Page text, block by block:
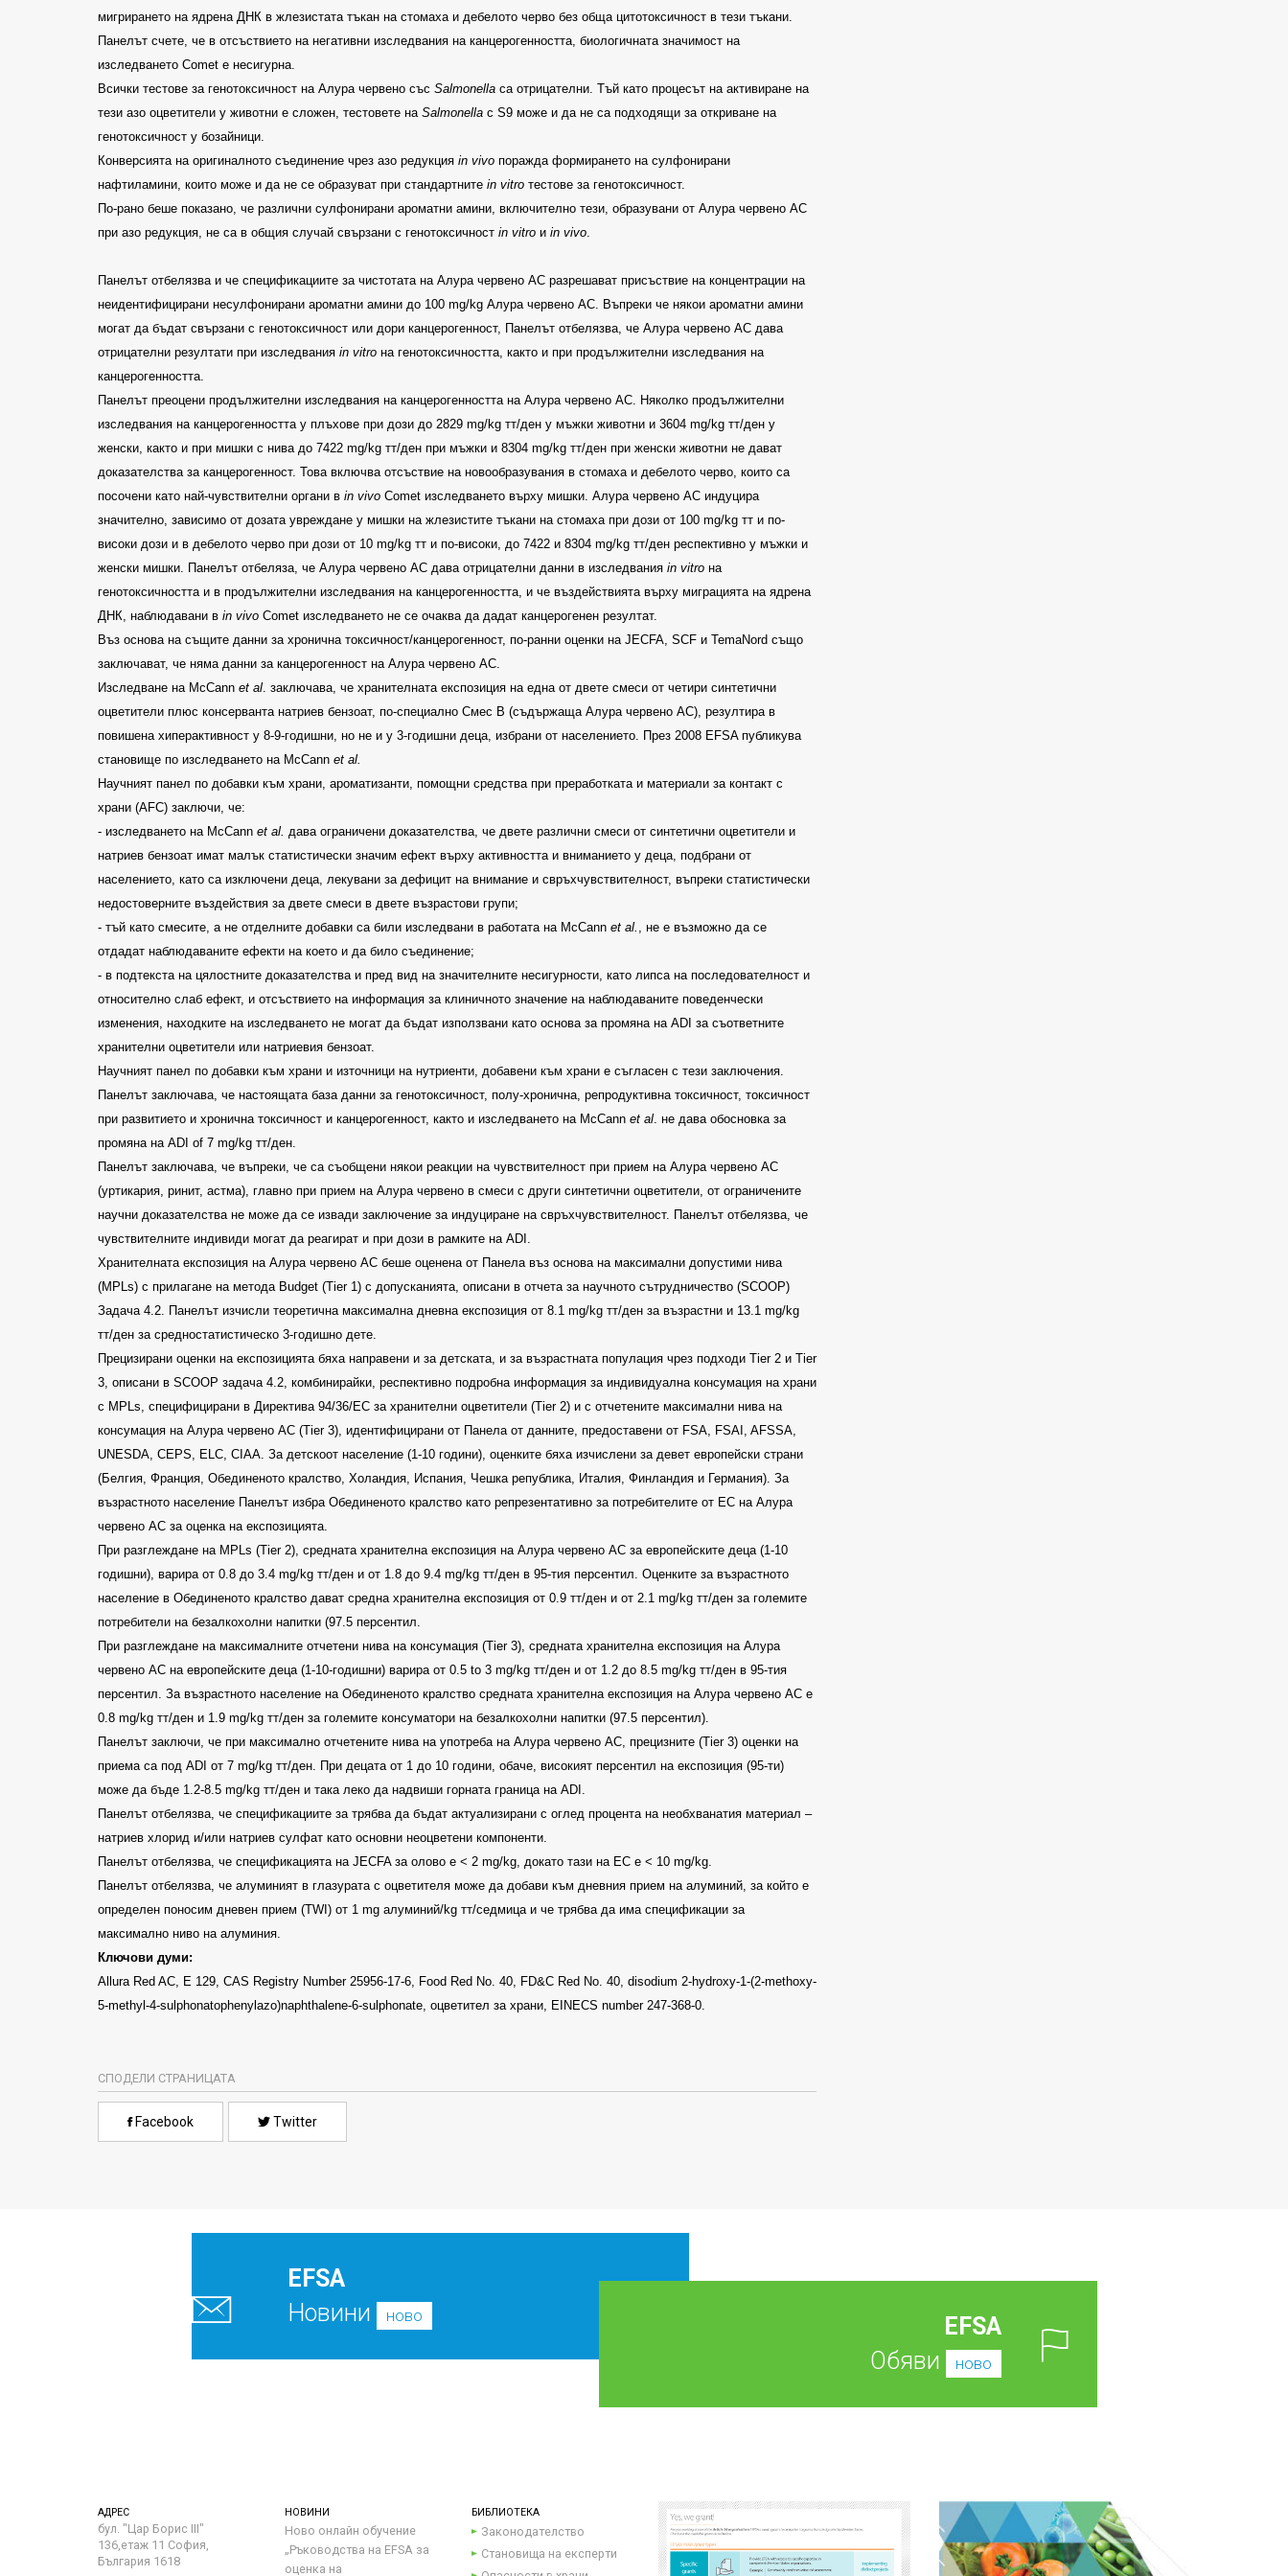
мигрирането на ядрена ДНК в жлезистата тъкан на стомаха и дебелото черво без обща цитотоксичност в тези тъкани.
Панелът счете, че в отсъствието на негативни изследвания на канцерогенността, биологичната значимост на
изследването Comet е несигурна.
Всички тестове за генотоксичност на Алура червено със Salmonella са отрицателни. Тъй като процесът на активиране на
тези азо оцветители у животни е сложен, тестовете на Salmonella с S9 може и да не са подходящи за откриване на
генотоксичност у бозайници.
Конверсията на оригиналното съединение чрез азо редукция in vivo поражда формирането на сулфонирани
нафтиламини, които може и да не се образуват при стандартните in vitro тестове за генотоксичност.
По-рано беше показано, че различни сулфонирани ароматни амини, включително тези, образувани от Алура червено AC
при азо редукция, не са в общия случай свързани с генотоксичност in vitro и in vivo.
Панелът отбелязва и че спецификациите за чистотата на Алура червено AC разрешават присъствие на концентрации на
неидентифицирани несулфонирани ароматни амини до 100 mg/kg Алура червено AC. Въпреки че някои ароматни амини
могат да бъдат свързани с генотоксичност или дори канцерогенност, Панелът отбелязва, че Алура червено AC дава
отрицателни резултати при изследвания in vitro на генотоксичността, както и при продължителни изследвания на
канцерогенността.
Панелът преоцени продължителни изследвания на канцерогенността на Алура червено АС. Няколко продължителни
изследвания на канцерогенността у плъхове при дози до 2829 mg/kg тт/ден у мъжки животни и 3604 mg/kg тт/ден у
женски, както и при мишки с нива до 7422 mg/kg тт/ден при мъжки и 8304 mg/kg тт/ден при женски животни не дават
доказателства за канцерогенност. Това включва отсъствие на новообразувания в стомаха и дебелото черво, които са
посочени като най-чувствителни органи в in vivo Comet изследването върху мишки. Алура червено AC индуцира
значително, зависимо от дозата увреждане у мишки на жлезистите тъкани на стомаха при дози от 100 mg/kg тт и по-
високи дози и в дебелото черво при дози от 10 mg/kg тт и по-високи, до 7422 и 8304 mg/kg тт/ден респективно у мъжки и
женски мишки. Панелът отбеляза, че Алура червено AC дава отрицателни данни в изследвания in vitro на
генотоксичността и в продължителни изследвания на канцерогенността, и че въздействията върху миграцията на ядрена
ДНК, наблюдавани в in vivo Comet изследването не се очаква да дадат канцерогенен резултат.
Въз основа на същите данни за хронична токсичност/канцерогенност, по-ранни оценки на JECFA, SCF и TemaNord също
заключават, че няма данни за канцерогенност на Алура червено AC.
Изследване на McCann et al. заключава, че хранителната експозиция на една от двете смеси от четири синтетични
оцветители плюс консерванта натриев бензоат, по-специално Смес В (съдържаща Алура червено АС), резултира в
повишена хиперактивност у 8-9-годишни, но не и у 3-годишни деца, избрани от населението. През 2008 EFSA публикува
становище по изследването на McCann et al.
Научният панел по добавки към храни, ароматизанти, помощни средства при преработката и материали за контакт с
храни (AFC) заключи, че:
- изследването на McCann et al. дава ограничени доказателства, че двете различни смеси от синтетични оцветители и
натриев бензоат имат малък статистически значим ефект върху активността и вниманието у деца, подбрани от
населението, като са изключени деца, лекувани за дефицит на внимание и свръхчувствителност, въпреки статистически
недостоверните въздействия за двете смеси в двете възрастови групи;
- тъй като смесите, а не отделните добавки са били изследвани в работата на McCann et al. , не е възможно да се
отдадат наблюдаваните ефекти на което и да било съединение;
- в подтекста на цялостните доказателства и пред вид на значителните несигурности, като липса на последователност и
относително слаб ефект, и отсъствието на информация за клиничното значение на наблюдаваните поведенчески
изменения, находките на изследването не могат да бъдат използвани като основа за промяна на ADI за съответните
хранителни оцветители или натриевия бензоат.
Научният панел по добавки към храни и източници на нутриенти, добавени към храни е съгласен с тези заключения.
Панелът заключава, че настоящата база данни за генотоксичност, полу-хронична, репродуктивна токсичност, токсичност
при развитието и хронична токсичност и канцерогенност, както и изследването на McCann et al. не дава обосновка за
промяна на ADI of 7 mg/kg тт/ден.
Панелът заключава, че въпреки, че са съобщени някои реакции на чувствителност при прием на Алура червено АС
(уртикария, ринит, астма), главно при прием на Алура червено в смеси с други синтетични оцветители, от ограничените
научни доказателства не може да се извади заключение за индуциране на свръхчувствителност. Панелът отбелязва, че
чувствителните индивиди могат да реагират и при дози в рамките на ADI.
Хранителната експозиция на Алура червено АС беше оценена от Панела въз основа на максимални допустими нива
(MPLs) с прилагане на метода Budget (Tier 1) с допусканията, описани в отчета за научното сътрудничество (SCOOP)
Задача4.2. Панелът изчисли теоретична максимална дневна експозиция от 8.1 mg/kg тт/ден за възрастни и 13.1 mg/kg
тт/ден за средностатистическо 3-годишно дете.
Прецизирани оценки на експозицията бяха направени и за детската, и за възрастната популация чрез подходи Tier 2 и Tier
3, описани в SCOOP задача4.2, комбинирайки, респективно подробна информация за индивидуална консумация на храни
с MPLs, специфицирани в Директива 94/36/EC за хранителни оцветители (Tier 2) и с отчетените максимални нива на
консумация на Алура червено АС (Tier 3), идентифицирани от Панела от данните, предоставени от FSA, FSAI, AFSSA,
UNESDA, CEPS, ELC, CIAA. За детскоот население (1-10 години), оценките бяха изчислени за девет европейски страни
(Белгия, Франция, Обединеното кралство, Холандия, Испания, Чешка република, Италия, Финландия и Германия). За
възрастното население Панелът избра Обединеното кралство като репрезентативно за потребителите от ЕС на Алура
червено АС за оценка на експозицията.
При разглеждане наMPLs (Tier 2), средната хранителна експозиция на Алура червено АС за европейските деца (1-10
годишни), варира от 0.8 до 3.4 mg/kg тт/ден и от 1.8 до 9.4 mg/kg тт/ден в 95-тия персентил. Оценките за възрастното
население в Обединеното кралство дават средна хранителна експозиция от 0.9 тт/ден и от 2.1 mg/kg тт/ден за големите
потребители на безалкохолни напитки (97.5 персентил.
При разглеждане на максималните отчетени нива на консумация (Tier 3), средната хранителна експозиция на Алура
червено АС на европейските деца (1-10-годишни) варира от 0.5 to 3 mg/kg тт/ден и от 1.2 до 8.5 mg/kg тт/ден в 95-тия
персентил. За възрастното население на Обединеното кралство средната хранителна експозиция на Алура червено АС е
0.8 mg/kg тт/ден и 1.9 mg/kg тт/ден за големите консуматори на безалкохолни напитки (97.5 персентил).
Панелът заключи, че при максимално отчетените нива на употреба на Алура червено АС, прецизните (Tier 3) оценки на
приема са под ADI от 7 mg/kg тт/ден. При децата от 1 до 10 години, обаче, високият персентил на експозиция (95-ти)
може да бъде 1.2-8.5 mg/kg тт/ден и така леко да надвиши горната граница на ADI.
Панелът отбелязва, че спецификациите за трябва да бъдат актуализирани с оглед процента на необхванатия материал –
натриев хлорид и/или натриев сулфат като основни неоцветени компоненти.
Панелът отбелязва, че спецификацията на JECFA за олово е < 2 mg/kg, докато тази на ЕС е < 10 mg/kg.
Панелът отбелязва, че алуминият в глазурата с оцветителя може да добави към дневния прием на алуминий, за който е
определен поносим дневен прием (TWI) от 1 mg алуминий/kg тт/седмица и че трябва да има спецификации за
максимално ниво на алуминия.
Ключови думи:
Allura Red AC, E 129, CAS Registry Number 25956-17-6, Food Red No. 40, FD&C Red No. 40, disodium 2-hydroxy-1-(2-methoxy-
5-methyl-4-sulphonatophenylazo)naphthalene-6-sulphonate, оцветител за храни, EINECS number 247-368-0.
СПОДЕЛИ СТРАНИЦАТА
Facebook Twitter
EFSA
Новини
ново
EFSA
Обяви
ново
АДРЕС
бул. "Цар Борис III"
136,етаж 11 София,
България 1618
НОВИНИ
Ново онлайн обучение
„Ръководства на ЕFSA за
оценка на
БИБЛИОТЕКА
Законодателство
Становища на експерти